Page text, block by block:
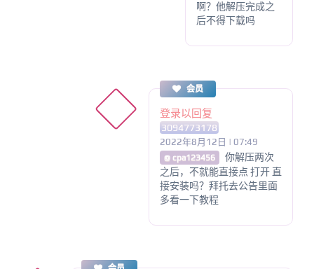
啊？他解压完成之
后不得下载吗
会员
登录以回复
3094773178
2022年8月12日 | 07:49
@ cpa123456
你解压两次
之后，不就能直接点 打开 直
接安装吗？拜托去公告里面
多看一下教程